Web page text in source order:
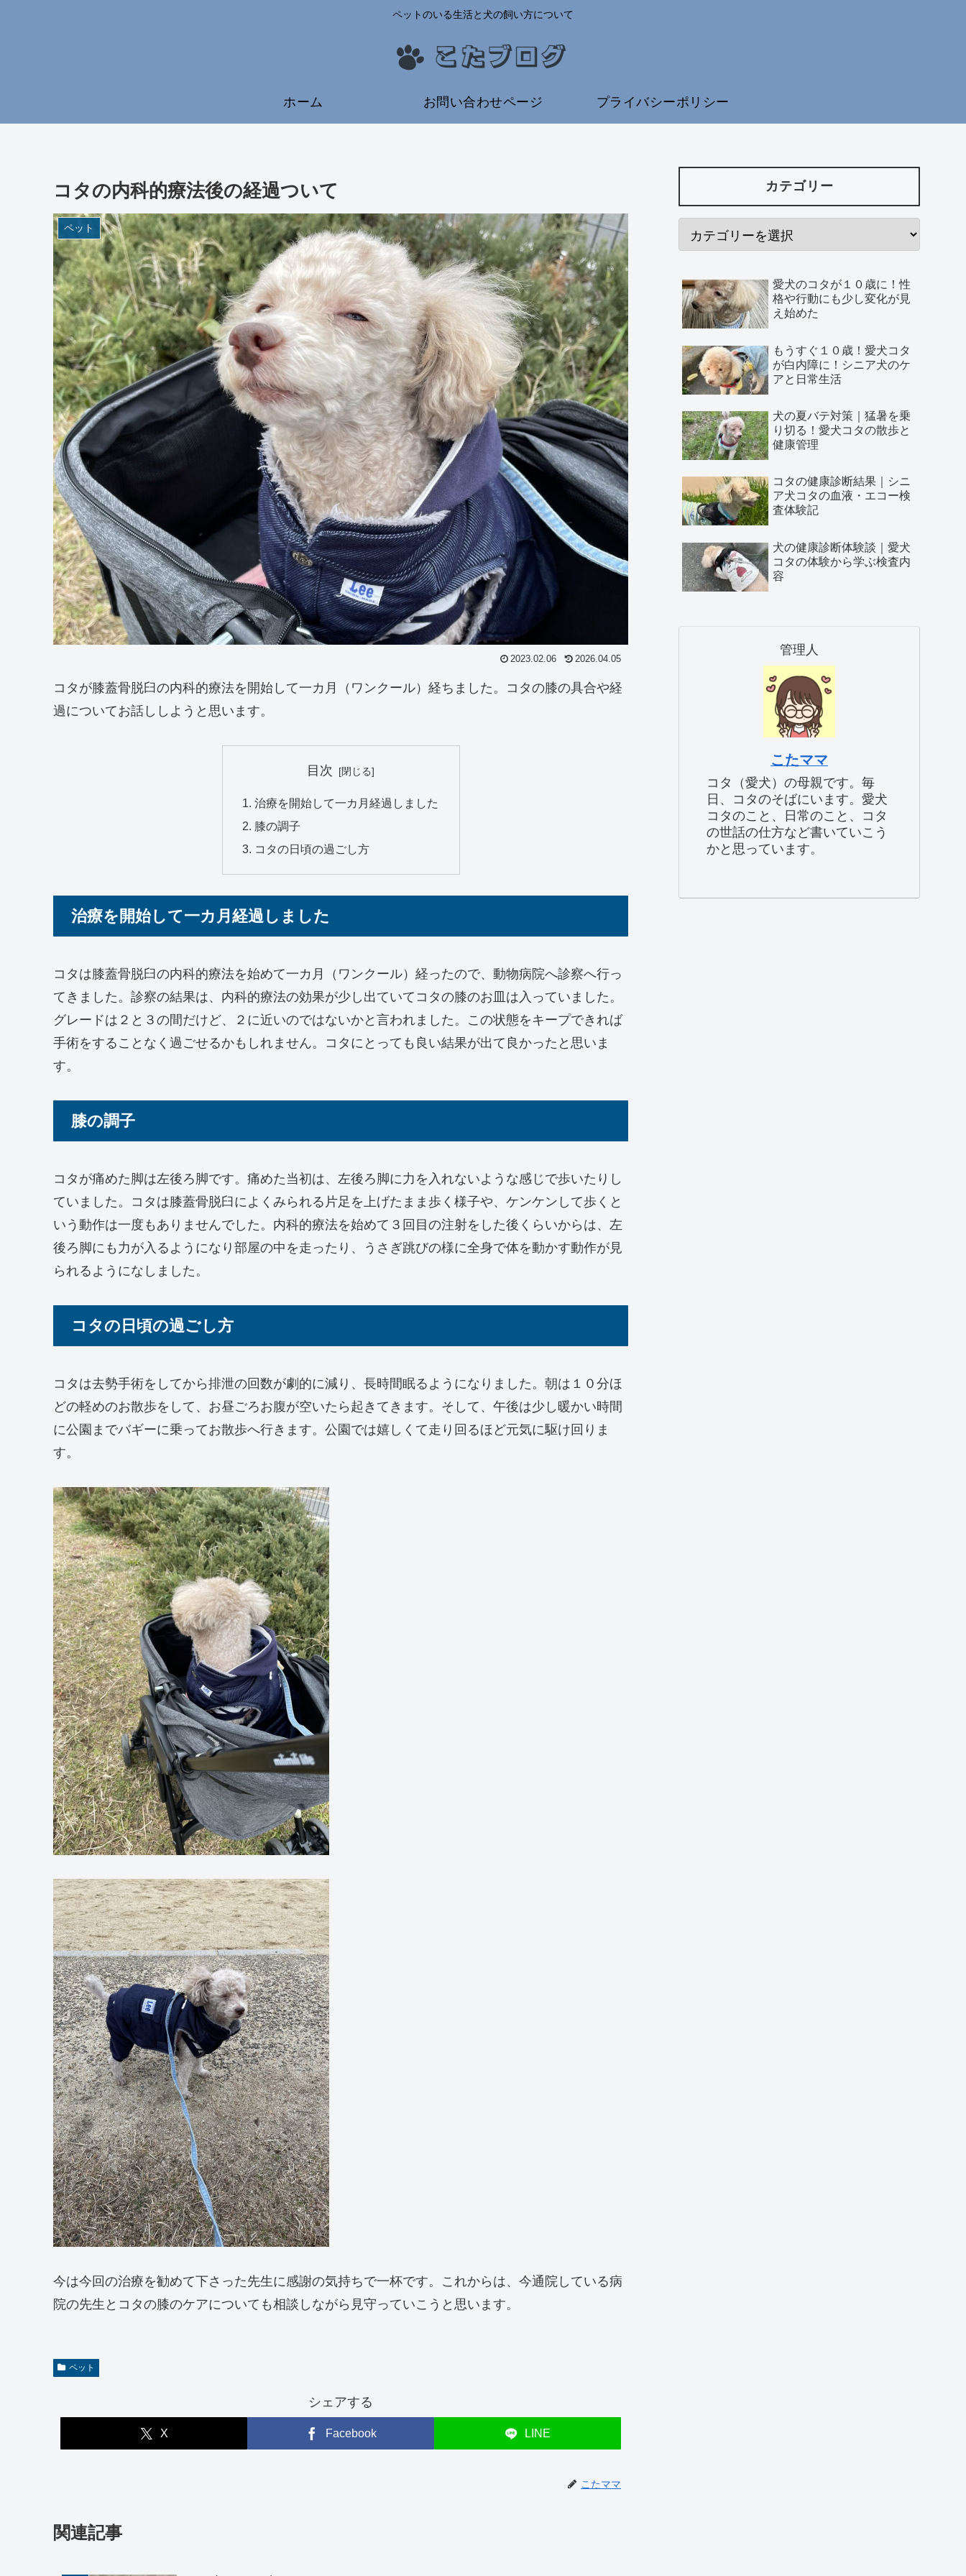
ペットのいる生活と犬の飼い方について
ホーム お問い合わせページ プライバシーポリシー
コタの内科的療法後の経過ついて
ペット
2023.02.06 2026.04.05
コタが膝蓋骨脱臼の内科的療法を開始して一カ月（ワンクール）経ちました。コタの膝の具合や経
過についてお話ししようと思います。
目次
治療を開始して一カ月経過しました
膝の調子
コタの日頃の過ごし方
治療を開始して一カ月経過しました
コタは膝蓋骨脱臼の内科的療法を始めて一カ月（ワンクール）経ったので、動物病院へ診察へ行っ
てきました。診察の結果は、内科的療法の効果が少し出ていてコタの膝のお皿は入っていました。
グレードは２と３の間だけど、２に近いのではないかと言われました。この状態をキープできれば
手術をすることなく過ごせるかもしれません。コタにとっても良い結果が出て良かったと思いま
す。
膝の調子
コタが痛めた脚は左後ろ脚です。痛めた当初は、左後ろ脚に力を入れないような感じで歩いたりし
ていました。コタは膝蓋骨脱臼によくみられる片足を上げたまま歩く様子や、ケンケンして歩くと
いう動作は一度もありませんでした。内科的療法を始めて３回目の注射をした後くらいからは、左
後ろ脚にも力が入るようになり部屋の中を走ったり、うさぎ跳びの様に全身で体を動かす動作が見
られるようになしました。
コタの日頃の過ごし方
コタは去勢手術をしてから排泄の回数が劇的に減り、長時間眠るようになりました。朝は１０分ほ
どの軽めのお散歩をして、お昼ごろお腹が空いたら起きてきます。そして、午後は少し暖かい時間
に公園までバギーに乗ってお散歩へ行きます。公園では嬉しくて走り回るほど元気に駆け回りま
す。
今は今回の治療を勧めて下さった先生に感謝の気持ちで一杯です。これからは、今通院している病
院の先生とコタの膝のケアについても相談しながら見守っていこうと思います。
ペット
シェアする
X Facebook LINE
こたママ
関連記事
カテゴリー
愛犬のコタが１０歳に！性
格や行動にも少し変化が見
え始めた
もうすぐ１０歳！愛犬コタ
が白内障に！シニア犬のケ
アと日常生活
犬の夏バテ対策｜猛暑を乗
り切る！愛犬コタの散歩と
健康管理
コタの健康診断結果｜シニ
ア犬コタの血液・エコー検
査体験記
犬の健康診断体験談｜愛犬
コタの体験から学ぶ検査内
容
管理人
こたママ
コタ（愛犬）の母親です。毎
日、コタのそばにいます。愛犬
コタのこと、日常のこと、コタ
の世話の仕方など書いていこう
かと思っています。